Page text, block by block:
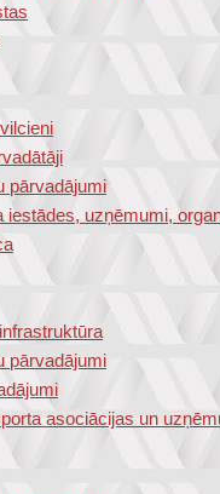
pārvadājumi
iestādes, uzņēmumi,
pārvadājumi
asociācijas un